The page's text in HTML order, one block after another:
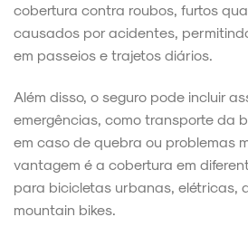
cobertura contra roubos, furtos
causados por acidentes,
em passeios e trajetos diários.
Além disso, o seguro pode incluir
emergências, como transporte da
em caso de quebra ou problemas
vantagem é a cobertura em
para bicicletas urbanas, elétricas,
mountain bikes.